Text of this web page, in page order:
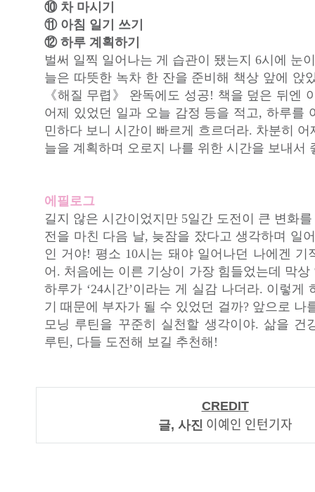
⑩ 차 마시기
⑪ 아침 일기 쓰기
⑫ 하루 계획하기
벌써 일찍 일어나는 게 습관이 됐는지 6시에 눈
늘은 따뜻한 녹차 한 잔을 준비해 책상 앞에 앉
《해질 무렵》 완독에도 성공! 책을 덮은 뒤엔
어제 있었던 일과 오늘 감정 등을 적고, 하루를
민하다 보니 시간이 빠르게 흐르더라. 차분히 어
늘을 계획하며 오로지 나를 위한 시간을 보내서
에필로그
길지 않은 시간이었지만 5일간 도전이 큰 변화
전을 마친 다음 날, 늦잠을 잤다고 생각하며 일
인 거야! 평소 10시는 돼야 일어나던 나에겐 기
어. 처음에는 이른 기상이 가장 힘들었는데 막상
하루가 ‘24시간’이라는 게 실감 나더라. 이렇게
기 때문에 부자가 될 수 있었던 걸까? 앞으로 나
모닝 루틴을 꾸준히 실천할 생각이야. 삶을 건
루틴, 다들 도전해 보길 추천해!
CREDIT
글, 사진 이예인 인턴기자